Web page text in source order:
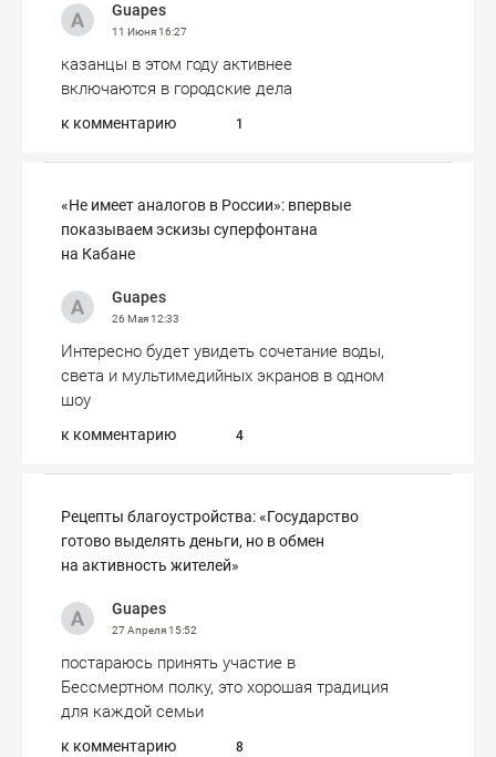
Guapes
11 Июня16:27
казанцы в этом году активнее
включаются в городские дела
к комментарию 1
«Не имеет аналогов в России»: впервые
показываем эскизы суперфонтана
на Кабане
Guapes
26 Мая12:33
Интересно будет увидеть сочетание воды,
света и мультимедийных экранов в одном
шоу
к комментарию 4
Рецепты благоустройства: «Государство
готово выделять деньги, но в обмен
на активность жителей»
Guapes
27 Апреля15:52
постараюсь принять участие в
Бессмертном полку, это хорошая традиция
для каждой семьи
к комментарию 8